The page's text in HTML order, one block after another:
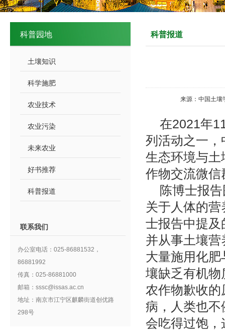
科普园地
土壤知识
科学施肥
农业技术
农业污染
未来农业
好书推荐
科普报道
联系我们
办公室电话：025-86881532，
86881992
传真：025-86881000
邮箱：sssc@issas.ac.cn
地址：南京市江宁区麒麟街道创优路
298号
科普报道
来源：中国土
在2021年
列活动之一
生态环境与
作物交流微信
陈博士报
关于人体的
士报告中提
并从事土壤
大量施用化
壤缺乏有机
农作物歉收
病，人类也
会吃得过饱